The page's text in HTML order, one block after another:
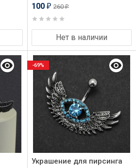
100 ₽ 260₽
Нет в наличии
Украшение для пирсинга
-69%